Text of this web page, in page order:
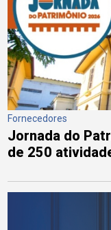
Fornecedores
Jornada do
de 250